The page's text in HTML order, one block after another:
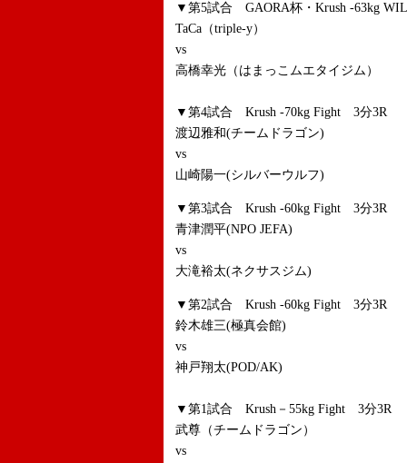
▼第5試合 GAORA杯・Krush -63kg
TaCa（triple-y）
vs
高橋幸光（はまっこムエタイジム）
▼第4試合 Krush -70kg Fight 3分3R
渡辺雅和(チームドラゴン)
vs
山崎陽一(シルバーウルフ)
▼第3試合 Krush -60kg Fight 3分3R
青津潤平(NPO JEFA)
vs
大滝裕太(ネクサスジム)
▼第2試合 Krush -60kg Fight 3分3R
鈴木雄三(極真会館)
vs
神戸翔太(POD/AK)
▼第1試合 Krush－55kg Fight 3分3R
武尊（チームドラゴン）
vs